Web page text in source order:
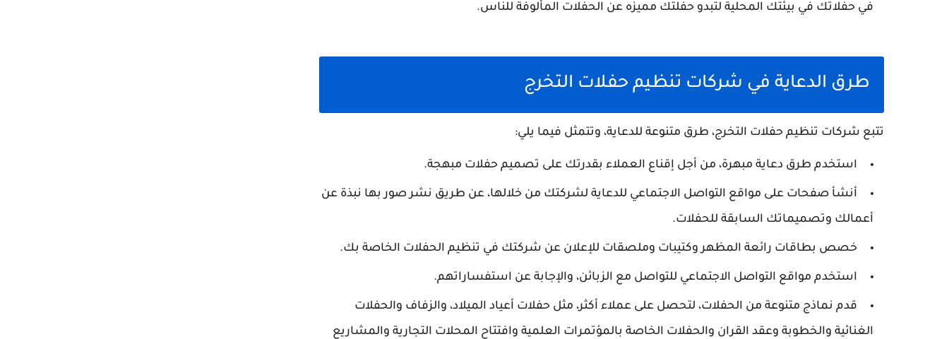
في حفلاتك في بيئتك المحلية لتبدو حفلتك مميزه عن الحفلات المألوفة للناس.
طرق الدعاية في شركات تنظيم حفلات التخرج
تتبع شركات تنظيم حفلات التخرج، طرق متنوعة للدعاية، وتتمثل فيما يلي:
استخدم طرق دعاية مبهرة، من أجل إقناع العملاء بقدرتك على تصميم حفلات مبهجة.
أنشأ صفحات على مواقع التواصل الاجتماعي للدعاية لشركتك من خلالها، عن طريق نشر صور بها نبذة عن
أعمالك وتصميماتك السابقة للحفلات.
خصص بطاقات رائعة المظهر وكتيبات وملصقات للإعلان عن شركتك في تنظيم الحفلات الخاصة بك.
استخدم مواقع التواصل الاجتماعي للتواصل مع الزبائن، والإجابة عن استفساراتهم.
قدم نماذج متنوعة من الحفلات، لتحصل على عملاء أكثر، مثل حفلات أعياد الميلاد، والزفاف والحفلات
الغنائية والخطوبة وعقد القران والحفلات الخاصة بالمؤتمرات العلمية وافتتاح المحلات التجارية والمشاريع